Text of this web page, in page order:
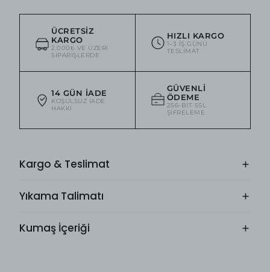
ÜCRETSIZ
KARGO
2.000₺ VE ÜZERI
SIPARIŞLERDE
HIZLI KARGO
1–3 IŞ GÜNÜ
TESLIMAT
14 GÜN İADE
KOŞULSUZ IADE
HAKKI
GÜVENLI
ÖDEME
256-BIT SSL
ŞIFRELEME
Kargo & Teslimat
Yıkama Talimatı
Kumaş İçeriği